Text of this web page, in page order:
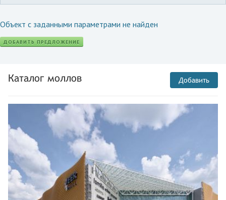
Объект с заданными параметрами не найден
ДОБАВИТЬ ПРЕДЛОЖЕНИЕ
Каталог моллов Добавить